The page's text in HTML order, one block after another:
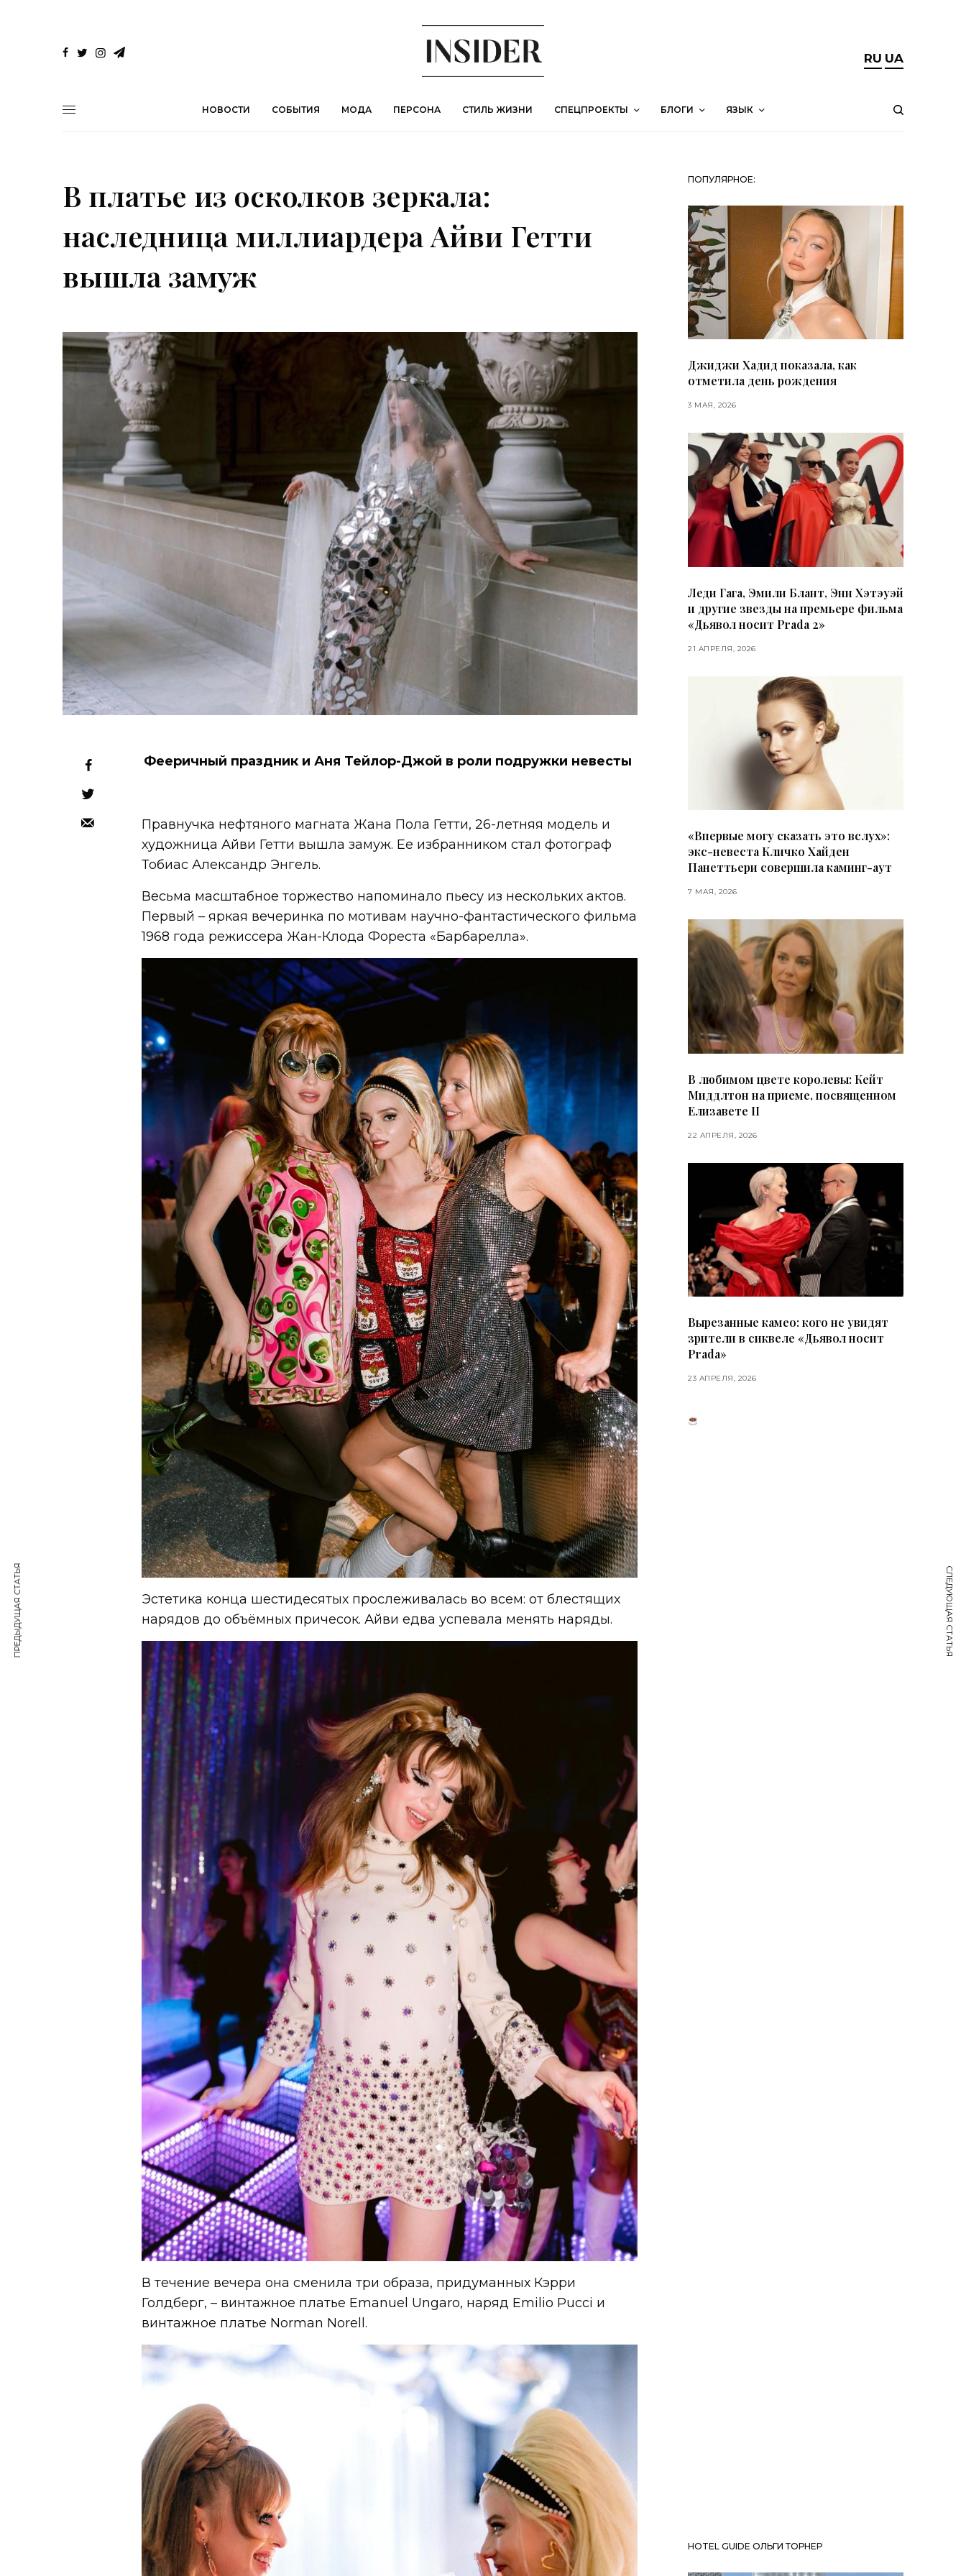
RU UA
НОВОСТИ СОБЫТИЯ МОДА ПЕРСОНА СТИЛЬ ЖИЗНИ СПЕЦПРОЕКТЫ БЛОГИ ЯЗЫК
В платье из осколков зеркала:
наследница миллиардера Айви Гетти
вышла замуж
Фееричный праздник и Аня Тейлор-Джой в роли подружки невесты
Правнучка нефтяного магната Жана Пола Гетти, 26-летняя модель и
художница Айви Гетти вышла замуж. Ее избранником стал фотограф
Тобиас Александр Энгель.
Весьма масштабное торжество напоминало пьесу из нескольких актов.
Первый – яркая вечеринка по мотивам научно-фантастического фильма
1968 года режиссера Жан-Клода Фореста «Барбарелла».
Эстетика конца шестидесятых прослеживалась во всем: от блестящих
нарядов до объёмных причесок. Айви едва успевала менять наряды.
В течение вечера она сменила три образа, придуманных Кэрри
Голдберг, – винтажное платье Emanuel Ungaro, наряд Emilio Pucci и
винтажное платье Norman Norell.
ПОПУЛЯРНОЕ:
Джиджи Хадид показала, как
отметила день рождения
3 МАЯ, 2026
Леди Гага, Эмили Блант, Энн Хэтэуэй
и другие звезды на премьере фильма
«Дьявол носит Prada 2»
21 АПРЕЛЯ, 2026
«Впервые могу сказать это вслух»:
экс-невеста Кличко Хайден
Панеттьери совершила каминг-аут
7 МАЯ, 2026
В любимом цвете королевы: Кейт
Миддлтон на приеме, посвященном
Елизавете II
22 АПРЕЛЯ, 2026
Вырезанные камео: кого не увидят
зрители в сиквеле «Дьявол носит
Prada»
23 АПРЕЛЯ, 2026
HOTEL GUIDE ОЛЬГИ ТОРНЕР
ПРЕДЫДУЩАЯ СТАТЬЯ СЛЕДУЮЩАЯ СТАТЬЯ